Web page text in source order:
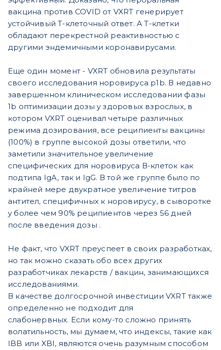
вакцина против COVID от VXRT генерирует
устойчивый Т-клеточный ответ. А Т-клетки
обладают перекрестной реактивностью с
другими эндемичными коронавирусами.
Еще один момент - VXRT обновила результаты
своего исследования норовируса p1b. В недавно
завершенном клиническом исследовании фазы
1b оптимизации дозы у здоровых взрослых, в
котором VXRT оценивал четыре различных
режима дозирования, все реципиенты вакцины
(100%) в группе высокой дозы ответили, что
заметили значительное увеличение
специфических для норовируса В-клеток как
подтипа IgA, так и IgG. В той же группе было по
крайней мере двукратное увеличение титров
антител, специфичных к норовирусу, в сыворотке
у более чем 90% реципиентов через 56 дней
после введения дозы .
Не факт, что VXRT преуспеет в своих разработках,
но так можно сказать обо всех других
разработчиках лекарств / вакцин, занимающихся
исследованиями.
В качестве долгосрочной инвестиции VXRT также
определенно не подходит для
слабонервных. Если кому-то сложно принять
волатильность, мы думаем, что индексы, такие как
IBB или XBI, являются очень разумным способом